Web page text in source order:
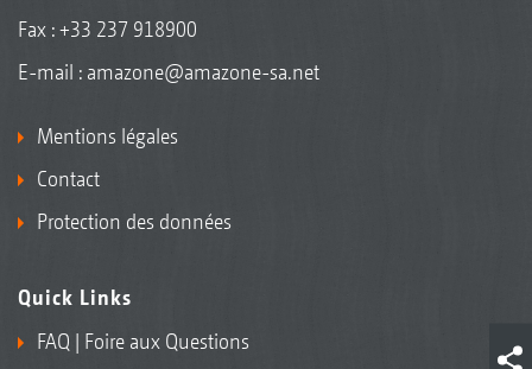
Fax : +33 237 918900
E-mail : amazone@amazone-sa.net
Mentions légales
Contact
Protection des données
Quick Links
FAQ | Foire aux Questions